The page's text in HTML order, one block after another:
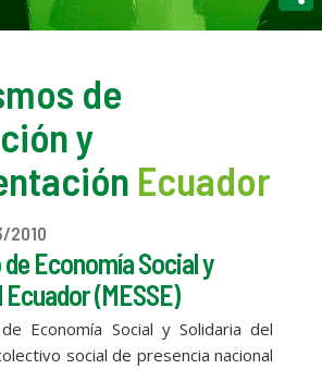
de
y
Ecuador
2010
Economía Social y
(MESSE)
Economía Social y Solidaria del
social de presencia nacional